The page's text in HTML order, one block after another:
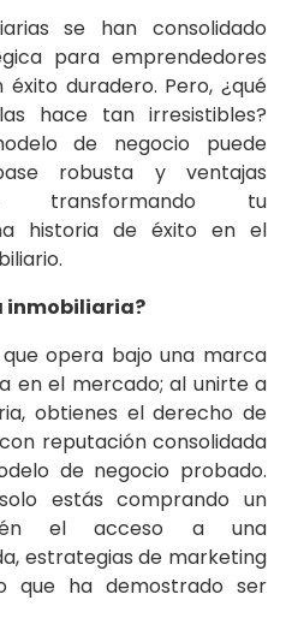
se han consolidado
para emprendedores
duradero. Pero, ¿qué
hace tan irresistibles?
de negocio puede
robusta y ventajas
transformando tu
historia de éxito en el
inmobiliaria?
opera bajo una marca
en el mercado; al unirte a
obtienes el derecho de
reputación consolidada
de negocio probado.
estás comprando un
el acceso a una
estrategias de marketing
que ha demostrado ser